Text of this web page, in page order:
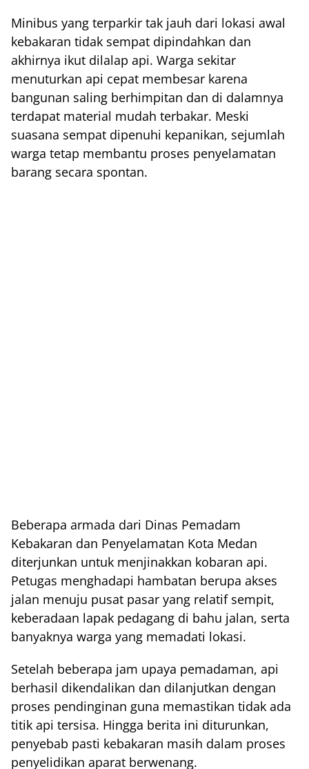
Minibus yang terparkir tak jauh dari lokasi awal
kebakaran tidak sempat dipindahkan dan
akhirnya ikut dilalap api. Warga sekitar
menuturkan api cepat membesar karena
bangunan saling berhimpitan dan di dalamnya
terdapat material mudah terbakar. Meski
suasana sempat dipenuhi kepanikan, sejumlah
warga tetap membantu proses penyelamatan
barang secara spontan.
Beberapa armada dari Dinas Pemadam
Kebakaran dan Penyelamatan Kota Medan
diterjunkan untuk menjinakkan kobaran api.
Petugas menghadapi hambatan berupa akses
jalan menuju pusat pasar yang relatif sempit,
keberadaan lapak pedagang di bahu jalan, serta
banyaknya warga yang memadati lokasi.
Setelah beberapa jam upaya pemadaman, api
berhasil dikendalikan dan dilanjutkan dengan
proses pendinginan guna memastikan tidak ada
titik api tersisa. Hingga berita ini diturunkan,
penyebab pasti kebakaran masih dalam proses
penyelidikan aparat berwenang.